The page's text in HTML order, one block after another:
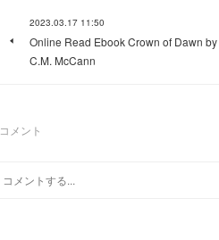
2023.03.17 11:50
Online Read Ebook Crown of Dawn
C.M. McCann
コメント